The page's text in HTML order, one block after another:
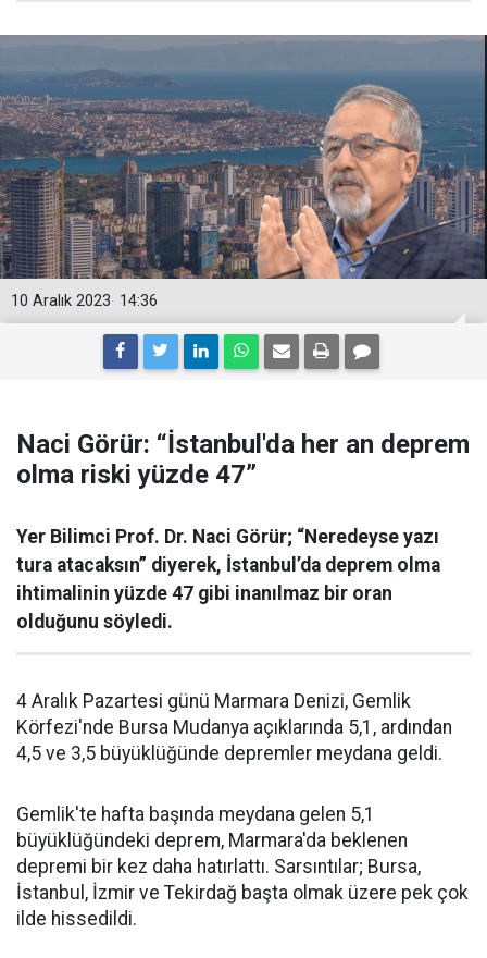
14:36
10 Aralık 2023
Naci Görür: “İstanbul'da her an deprem
olma riski yüzde 47”
Yer Bilimci Prof. Dr. Naci Görür; “Neredeyse yazı
tura atacaksın” diyerek, İstanbul’da deprem olma
ihtimalinin yüzde 47 gibi inanılmaz bir oran
olduğunu söyledi.
4 Aralık Pazartesi günü Marmara Denizi, Gemlik
Körfezi'nde Bursa Mudanya açıklarında 5,1, ardından
4,5 ve 3,5 büyüklüğünde depremler meydana geldi.
Gemlik'te hafta başında meydana gelen 5,1
büyüklüğündeki deprem, Marmara'da beklenen
depremi bir kez daha hatırlattı. Sarsıntılar; Bursa,
İstanbul, İzmir ve Tekirdağ başta olmak üzere pek çok
ilde hissedildi.